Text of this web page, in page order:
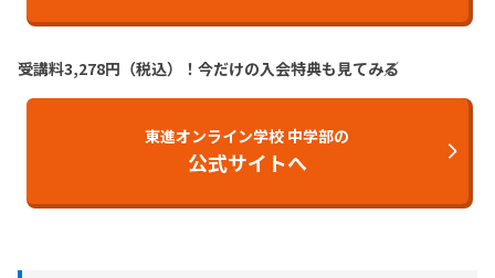
受講料3,278円（税込）！今だけの入会特典も見てみる
東進オンライン学校 中学部の
公式サイトへ